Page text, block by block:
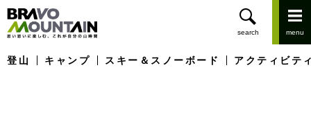
登山 キャンプ スキー＆スノーボード アクティビテ